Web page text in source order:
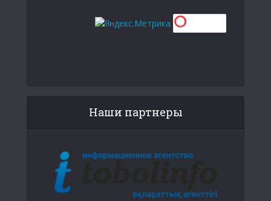
Наши партнеры